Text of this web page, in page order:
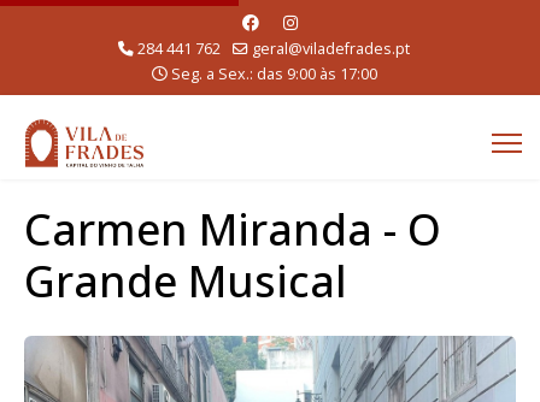
284 441 762
geral@viladefrades.pt
Seg. a Sex.: das 9:00 às 17:00
Carmen Miranda - O
Grande Musical